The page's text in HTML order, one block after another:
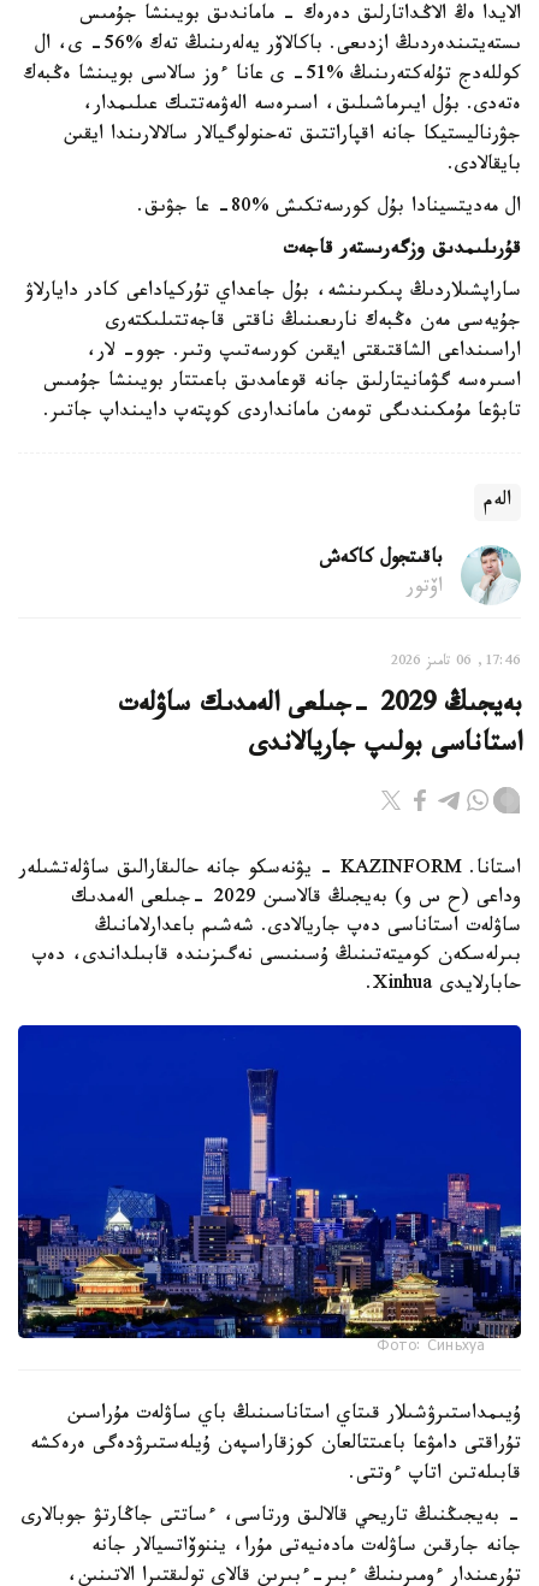
الايدا ەڭ الاڭداتارلىق دەرەك - ماماندىق بويىنشا جۇمىس
ىستەيتىندەردىڭ ازدىعى. باكالاۆر يەلەرىنىڭ تەك %56- ى، ال
كوللەدج تۇلەكتەرىنىڭ %51- ى عانا ءوز سالاسى بويىنشا ەڭبەك
ەتەدى. بۇل ايىرماشىلىق، اسىرەسە الەۋمەتتىك عىلىمدار،
جۋرناليستيكا جانە اقپاراتتىق تەحنولوگيالار سالالارىندا ايقىن
بايقالادى.
ال مەديتسينادا بۇل كورسەتكىش %80- عا جۋىق.
قۇرىلىمدىق وزگەرىستەر قاجەت
ساراپشىلاردىڭ پىكىرىنشە، بۇل جاعداي تۇركياداعى كادر دايارلاۋ
جۇيەسى مەن ەڭبەك نارىعىنىڭ ناقتى قاجەتتىلىكتەرى
اراسىنداعى الشاقتىقتى ايقىن كورسەتىپ وتىر. جوو- لار،
اسىرەسە گۋمانيتارلىق جانە قوعامدىق باعىتتار بويىنشا جۇمىس
تابۋعا مۇمكىندىگى تومەن مامانداردى كوپتەپ دايىنداپ جاتىر.
الەم
باقىتجول كاكەش
اۆتور
17:46, 06 تامىز 2026
بەيجىڭ 2029 -جىلعى الەمدىك ساۋلەت
استاناسى بولىپ جاريالاندى
استانا. KAZINFORM - يۋنەسكو جانە حالىقارالىق ساۋلەتشىلەر
وداعى (ح س و) بەيجىڭ قالاسىن 2029 -جىلعى الەمدىك
ساۋلەت استاناسى دەپ جاريالادى. شەشىم باعدارلامانىڭ
بىرلەسكەن كوميتەتىنىڭ ۇسىنىسى نەگىزىندە قابىلداندى، دەپ
حابارلايدى Xinhua.
Фото: Синьхуа
ۇيىمداستىرۋشىلار قىتاي استاناسىنىڭ باي ساۋلەت مۇراسىن
تۇراقتى دامۋعا باعىتتالعان كوزقاراسپەن ۇيلەستىرۋدەگى ەرەكشە
قابىلەتىن اتاپ ءوتتى.
- بەيجىڭنىڭ تاريحي قالالىق ورتاسى، ءساتتى جاڭارتۋ جوبالارى
جانە جارقىن ساۋلەت مادەنيەتى مۇرا، يننوۆاتسيالار جانە
تۇرعىندار ءومىرىنىڭ ءبىر-ءبىرىن قالاي تولىقتىرا الاتىنىن،